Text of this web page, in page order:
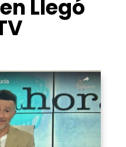
Llegó